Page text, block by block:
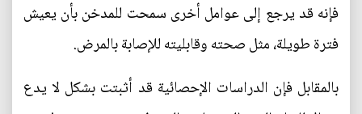
فإنه قد يرجع إلى عوامل أخرى سمحت للمدخن بأن يعيش
فترة طويلة، مثل صحته وقابليته للإصابة بالمرض.
بالمقابل فإن الدراسات الإحصائية قد أثبتت بشكل لا يدع